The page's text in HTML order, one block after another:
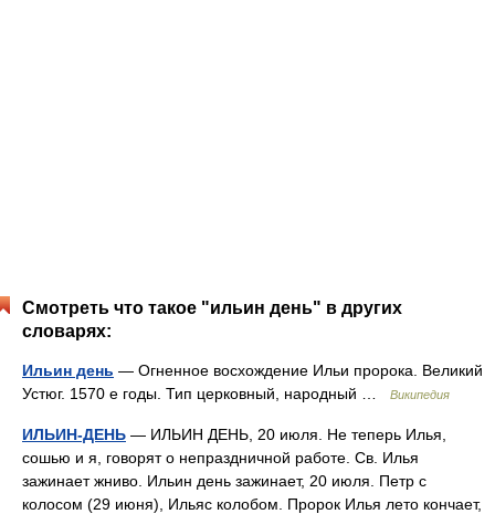
Смотреть что такое "ильин день" в других
словарях:
Ильин день — Огненное восхождение Ильи пророка. Великий
Устюг. 1570 е годы. Тип церковный, народный …
Википедия
ИЛЬИН-ДЕНЬ — ИЛЬИН ДЕНЬ, 20 июля. Не теперь Илья,
сошью и я, говорят о непраздничной работе. Св. Илья
зажинает жниво. Ильин день зажинает, 20 июля. Петр с
колосом (29 июня), Ильяс колобом. Пророк Илья лето кончает,